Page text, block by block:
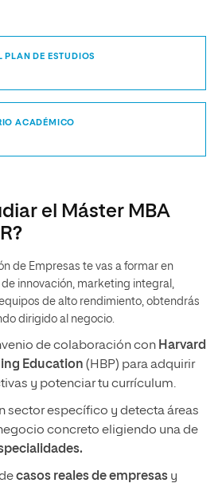
PLAN DE ESTUDIOS
ACADÉMICO
el Máster MBA
de Empresas te vas a formar en
innovación, marketing integral,
de alto rendimiento, obtendrás
dirigido al negocio.
de colaboración con Harvard
Education (HBP) para adquirir
y potenciar tu currículum.
sector específico y detecta áreas
concreto eligiendo una de
casos reales de empresas y